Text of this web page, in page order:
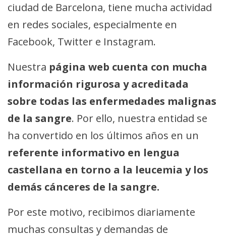
ciudad de Barcelona, tiene mucha actividad
en redes sociales, especialmente en
Facebook, Twitter e Instagram.
Nuestra página web cuenta con mucha
información rigurosa y acreditada
sobre todas las enfermedades malignas
de la sangre. Por ello, nuestra entidad se
ha convertido en los últimos años en un
referente informativo en lengua
castellana en torno a la leucemia y los
demás cánceres de la sangre.
Por este motivo, recibimos diariamente
muchas consultas y demandas de